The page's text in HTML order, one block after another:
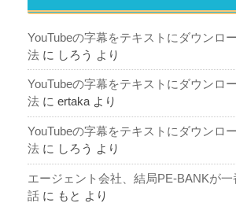
YouTubeの字幕をテキストにダウンロ
法 に しろう より
YouTubeの字幕をテキストにダウンロ
法 に ertakaより
YouTubeの字幕をテキストにダウンロ
法 に しろう より
エージェント会社、結局PE-BANKが一
話 に もと より